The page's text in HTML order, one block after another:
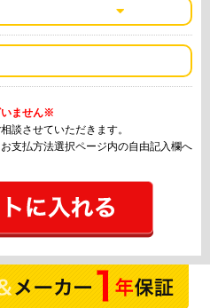
いません※
談させていただきます。
支払方法選択ページ内の自由記入欄へ